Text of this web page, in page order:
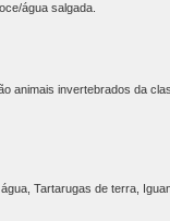
água salgada.
animais invertebrados da
Tartarugas de terra,